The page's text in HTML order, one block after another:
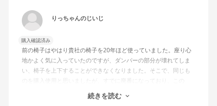
りっちゃんのじいじ
購入確認済み
前の椅子はやはり貴社の椅子を20年ほど使っていました。座り心
地かよく気に入っていたのですが、ダンパーの部分が壊れてしま
い、椅子を上下することができなくなりました。そこで、同じも
のを購入使用と思いましたが、すでに廃番になっており、この
MonEtを購入しました。やや固めの椅子ですが、使っているうち
になじんでくるのではと思っています。フローリング床で使って
続きを読む